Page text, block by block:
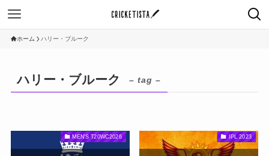
ホーム ハリー・ブルーク
ハリー・ブルーク – tag –
MEN'S T20WC2026 IPL 2023